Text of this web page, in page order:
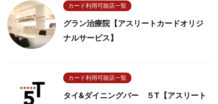
カード利用可能店一覧
グラン治療院【アスリートカードオリジ
ナルサービス】
カード利用可能店一覧
タイ&ダイニングバー ５T【アスリート